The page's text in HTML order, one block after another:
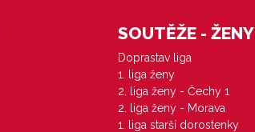
SOUTĚŽE - ŽENY
Doprastav liga
1. liga ženy
2. liga ženy - Čechy 1
2. liga ženy - Morava
1. liga starší dorostenky